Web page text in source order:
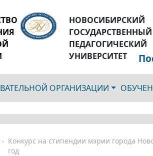
НОВОСИБИРСКИЙ
ГОСУДАРСТВЕННЫЙ
ПЕДАГОГИЧЕСКИЙ
УНИВЕРСИТЕТ
ОРГАНИЗАЦИИ
Конкурс на стипендии мэрии города
год